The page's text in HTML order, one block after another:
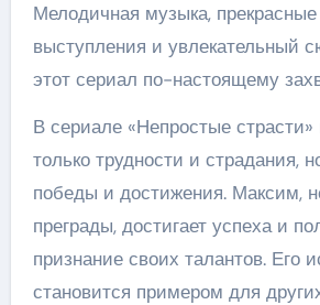
Мелодичная музыка, прекрасные
выступления и увлекательный
этот сериал по-настоящему
В сериале «Непростые страсти»
только трудности и страдания,
победы и достижения. Максим,
преграды, достигает успеха и
признание своих талантов. Его
становится примером для